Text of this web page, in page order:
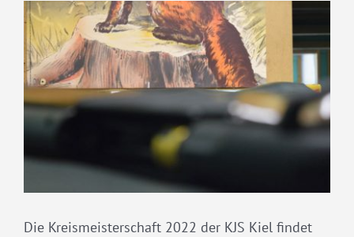
Die Kreismeisterschaft 2022 der KJS Kiel findet